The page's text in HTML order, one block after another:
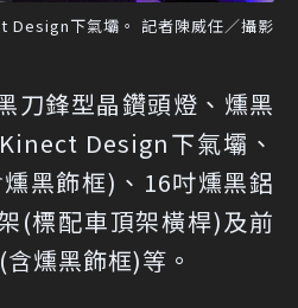
Design下氣壩。 記者陳威任／攝影
刀鋒型晶鑽頭燈、燻黑
Design下氣壩、
黑飾框)、16吋燻黑鋁
(標配車頂架橫桿)及前
燻黑飾框)等。